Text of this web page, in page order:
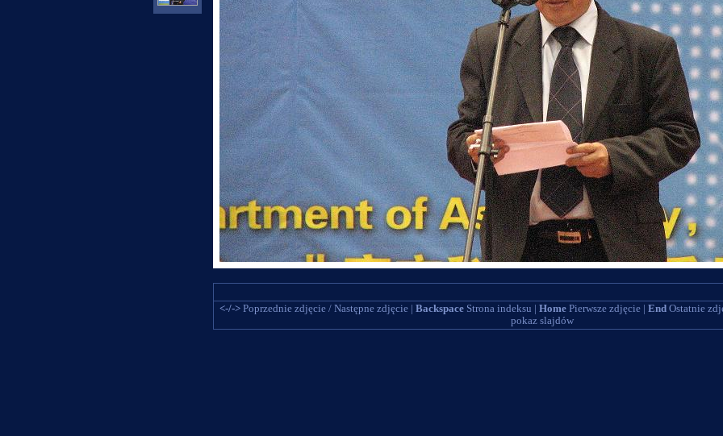
<-/->Poprzednie zdjęcie / Następne zdjęcie | BackspaceStrona indeksu | HomePierwsze zdjęcie | EndOstatnie
pokaz slajdów